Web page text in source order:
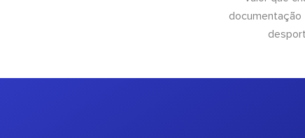
documentação